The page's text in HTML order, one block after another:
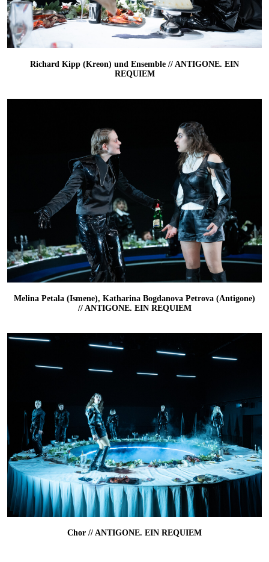
Richard Kipp (Kreon) und Ensemble // ANTIGONE. EIN
REQUIEM
Melina Petala (Ismene), Katharina Bogdanova Petrova (Antigone)
// ANTIGONE. EIN REQUIEM
Chor // ANTIGONE. EIN REQUIEM